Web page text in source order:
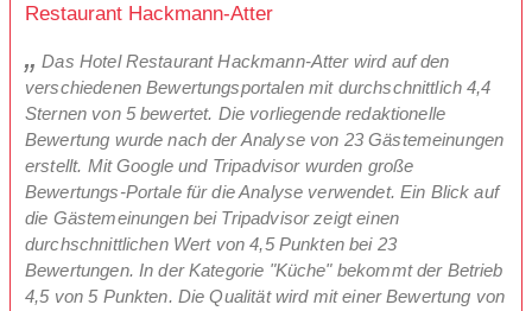
Restaurant Hackmann-Atter
Das Hotel Restaurant Hackmann-Atter wird auf den
verschiedenen Bewertungsportalen mit durchschnittlich 4,4
Sternen von 5 bewertet. Die vorliegende redaktionelle
Bewertung wurde nach der Analyse von 23 Gästemeinungen
erstellt. Mit Google und Tripadvisor wurden große
Bewertungs-Portale für die Analyse verwendet. Ein Blick auf
die Gästemeinungen bei Tripadvisor zeigt einen
durchschnittlichen Wert von 4,5 Punkten bei 23
Bewertungen. In der Kategorie "Küche" bekommt der Betrieb
4,5 von 5 Punkten. Die Qualität wird mit einer Bewertung von